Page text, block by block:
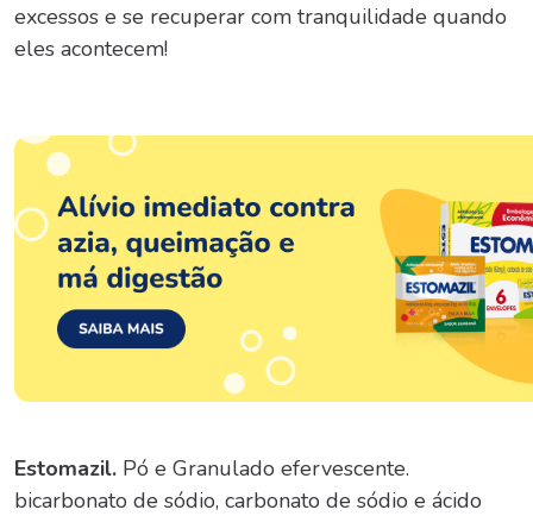
excessos e se recuperar com tranquilidade quando
eles acontecem!
Estomazil. Pó e Granulado efervescente.
bicarbonato de sódio, carbonato de sódio e ácido